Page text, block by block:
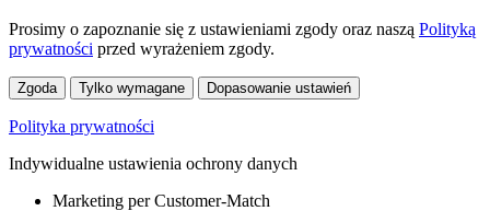
Prosimy o zapoznanie się z ustawieniami zgody oraz naszą Polityką
prywatności przed wyrażeniem zgody.
Zgoda Tylko wymagane Dopasowanie ustawień
Polityka prywatności
Indywidualne ustawienia ochrony danych
Marketing per Customer-Match